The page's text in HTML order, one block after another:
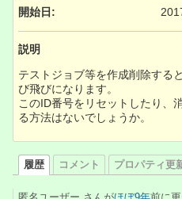
開始日:
説明
テストジョブ等を作成削除する
び飛びになります。
このID番号をリセットしたり、
る方法はないでしょうか。
履歴 コメント プロパティ更